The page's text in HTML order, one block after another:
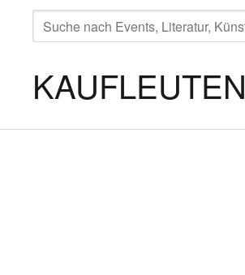
SUCHE
NACH:
KAUFLEUTEN